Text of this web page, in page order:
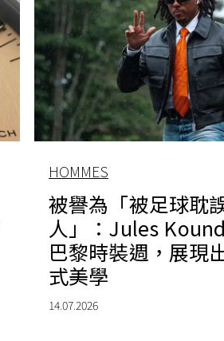
HOMMES
被譽為「被足球耽
人」：Jules
巴黎時裝週，展現
式美學
14.07.2026